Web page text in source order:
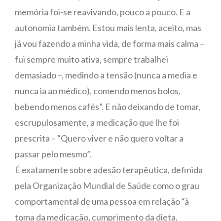
memória foi-se reavivando, pouco a pouco. E a
autonomia também. Estou mais lenta, aceito, mas
já vou fazendo a minha vida, de forma mais calma –
fui sempre muito ativa, sempre trabalhei
demasiado –, medindo a tensão (nunca a media e
nunca ia ao médico), comendo menos bolos,
bebendo menos cafés”. E não deixando de tomar,
escrupulosamente, a medicação que lhe foi
prescrita – “Quero viver e não quero voltar a
passar pelo mesmo”.
É exatamente sobre adesão terapêutica, definida
pela Organização Mundial de Saúde como o grau
comportamental de uma pessoa em relação “à
toma da medicação, cumprimento da dieta,